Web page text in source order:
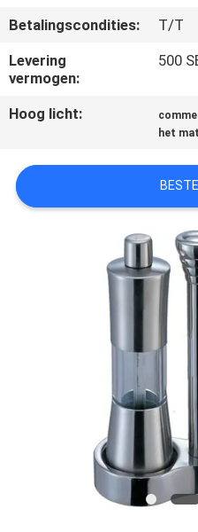
GEVALLEN
VR
PRIVACY
Betalingscondities:
T/T
Levering
vermogen:
500
Hoog licht:
het